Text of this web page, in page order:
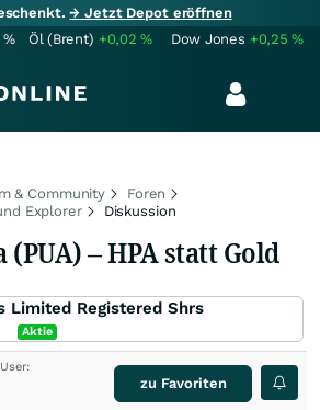
→ Jetzt Depot eröffnen
% Öl (Brent) +0,02% Dow Jones +0,25%
& Community
Foren
Explorer
Diskussion
– HPA statt Gold
Limited Registered Shrs
Aktie
zu Favoriten